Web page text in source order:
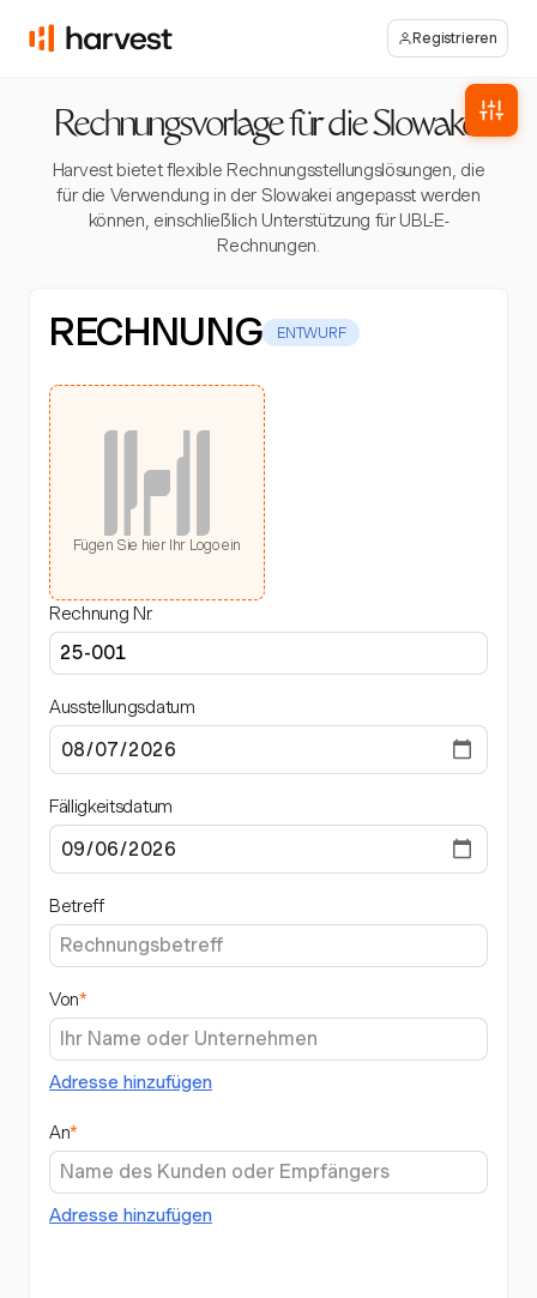
Registrieren
Rechnungsvorlage für die Slowakei
Harvest bietet flexible Rechnungsstellungslösungen, die
für die Verwendung in der Slowakei angepasst werden
können, einschließlich Unterstützung für UBL-E-
Rechnungen.
RECHNUNG ENTWURF
Fügen Sie hier Ihr Logo ein
Rechnung Nr.
Ausstellungsdatum
Fälligkeitsdatum
Betreff
Von*
Adresse hinzufügen
An*
Adresse hinzufügen